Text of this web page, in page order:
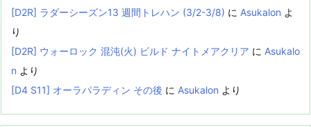
[D2R] ラダーシーズン13 週間トレハン (3/2-3/8) に Asukalon よ
り
[D2R] ウォーロック 混沌(火) ビルド ナイトメアクリア に Asukalo
n より
[D4 S11] オーラパラディン その後 に Asukalon より